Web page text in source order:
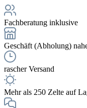
Fachberatung inklusive
Geschäft (Abholung)
rascher Versand
Mehr als 250 Zelte auf